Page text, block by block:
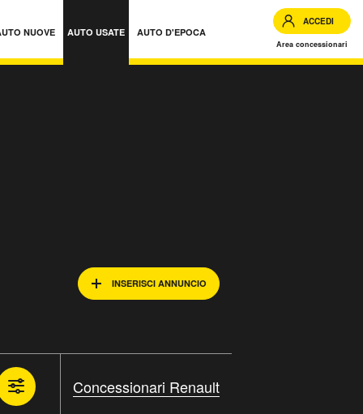
NUOVE AUTO USATE AUTO D'EPOCA
ACCEDI
Area concessionari
INSERISCI ANNUNCIO
Concessionari Renault